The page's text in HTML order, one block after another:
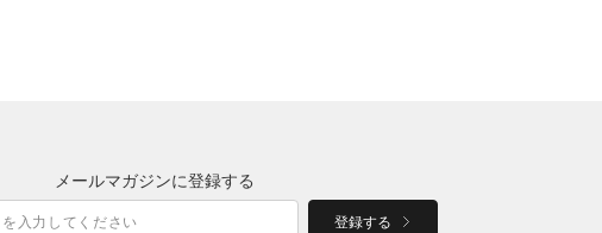
メールマガジンに登録する
登録する